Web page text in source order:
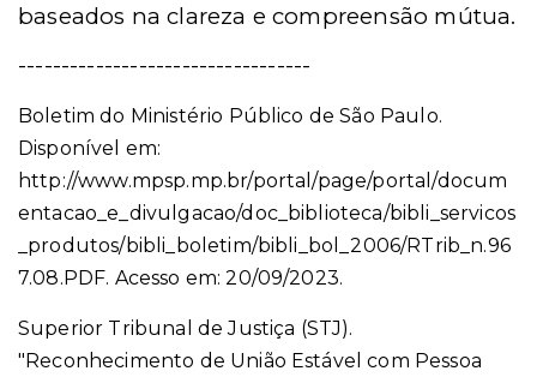
baseados na clareza e compreensão mútua.
----------------------------------
Boletim do Ministério Público de São Paulo.
Disponível em:
http://www.mpsp.mp.br/portal/page/portal/docum
entacao_e_divulgacao/doc_biblioteca/bibli_servicos
_produtos/bibli_boletim/bibli_bol_2006/RTrib_n.96
7.08.PDF. Acesso em: 20/09/2023.
Superior Tribunal de Justiça (STJ).
"Reconhecimento de União Estável com Pessoa